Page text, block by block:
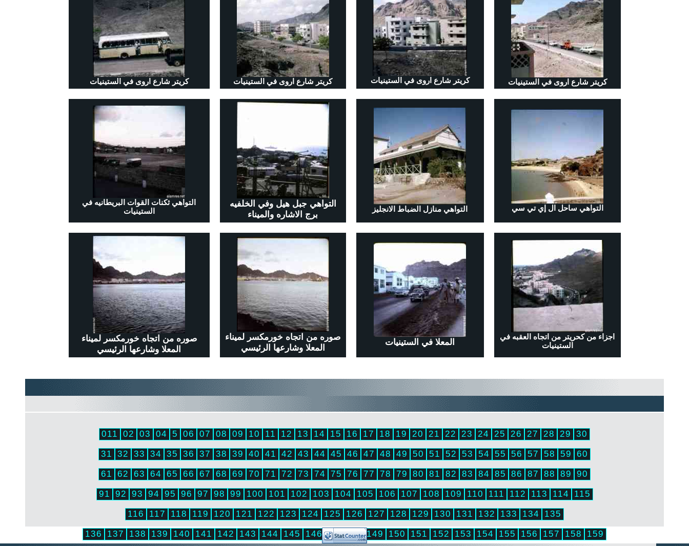
كريتر شارع اروى في الستينيات كريتر شارع اروى في الستينيات كريتر شارع اروى في الستينيات كريتر شارع اروى في الستينيات
التواهي ثكنات القوات البريطانيه في
الستينيات
التواهي جبل هيل وفي الخلفيه
برج الاشاره والميناء
التواهي منازل الضباط الانجليز التواهي ساحل ال إي تي سي
صوره من اتجاه خورمكسر لميناء
المعلا وشارعها الرئيسي
صوره من اتجاه خورمكسر لميناء
المعلا وشارعها الرئيسي
المعلا في الستينيات
اجزاء من كحريتر من اتجاه العقبه في
الستينيات
011 02 03 04 5 06 07 08 09 10 11 12 13 14 15 16 17 18 19 20 21 22 23 24 25 26 27 28 29 30
31 32 33 34 35 36 37 38 39 40 41 42 43 44 45 46 47 48 49 50 51 52 53 54 55 56 57 58 59 60
61 62 63 64 65 66 67 68 69 70 71 72 73 74 75 76 77 78 79 80 81 82 83 84 85 86 87 88 89 90
91 92 93 94 95 96 97 98 99 100 101 102 103 104 105 106 107 108 109 110 111 112 113 114
115
116
117 118 119 120 121 122 123 124 125 126 127 128 129 130 131 132 133 134
135
136
137 138 139 140 141 142 143 144 145 146 147 148 149 150 151 152 153 154 155 156 157 158 159